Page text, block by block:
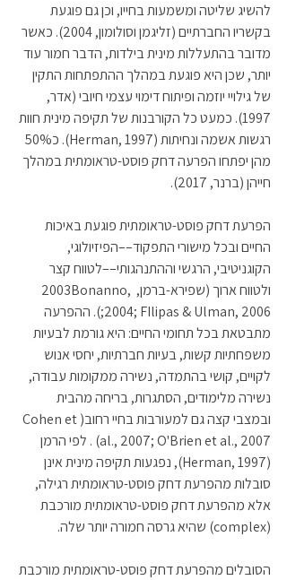
להשיג שליטה ומשמעות בחייו, וכן גם פוגעת
בקשריו החברתיים (זליגמן וסולומון, 2004). כאשר
מדובר בהתעללות מינית בילדות, הדבר חמור עוד
יותר, שכן היא פוגעת במהלך ההתפתחות התקין
של גילויי יוזמה ופיתוח דימוי עצמי חיובי (אדר,
1997). כמעט כל הקורבנות של תקיפה מינית חוות
מהן יפתחו הפרעה דחק פוסט-טראומתית במהלך
חייהן (ברנר, 2017).
הפרעת דחק פוסט-טראומתית פוגעת באיכות
החיים ובכל מישורי התפקוד––הפיזיולוגי,
הקוגניטיבי, הרגשי וההתנהגותי––לטווח קצר
ולטווח ארוך (שפירא-ברמן, 2003Bonanno,
2004; FIlipas & Ulman, 2006;). ההפרעה
מתבטאת בכל תחומי החיים: היא גורמת לבעיות
משפחתיות קשות, בעיות חברתיות, יחסי אנוש
לקויים, קושי בהתמדה, נשירה ממקומות עבודה,
נשירה מלימודים, הסתגרות, בריחה מהבית
ובמצבי קצה גם למעורבות בחיי רחוב(Cohen et
al., 2007; O'Brien et al., 2007) . לפי הרמן
(Herman, 1997), נפגעות תקיפה מינית אינן
סובלות מהפרעת דחק פוסט-טראומתית רגילה,
אלא מהפרעת דחק פוסט-טראומתית מורכבת
(complex) שהיא גרסה חמורה יותר שלה.
הסובלים מהפרעת דחק פוסט-טראומתית מורכבת